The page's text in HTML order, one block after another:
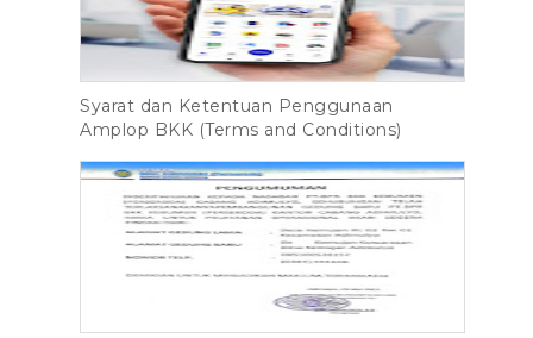
Syarat dan Ketentuan Penggunaan
Amplop BKK (Terms and Conditions)